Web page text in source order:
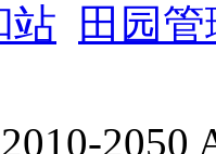
站 田园
2050